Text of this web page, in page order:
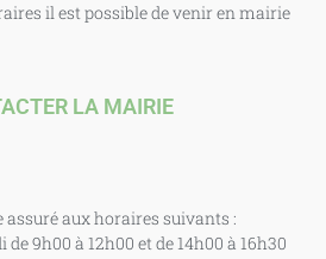
il est possible de venir en mairie
LA MAIRIE
aux horaires suivants :
9h00 à 12h00 et de 14h00 à 16h30